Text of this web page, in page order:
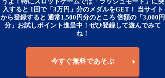
入すると 1回で「3万円」分のメダルをGET！ 当サイト
から登録すると 通常1,500円分のところ 倍額の「3,000円
分」お試しポイント進呈中！ぜひ登録して遊んでみて
ね！
今すぐ無料であそぶ